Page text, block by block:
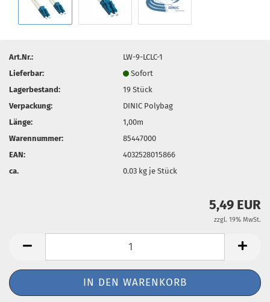
Art.Nr.:
LW-9-LCLC-1
Lieferbar:
Sofort
Lagerbestand:
19Stück
Verpackung:
DINIC Polybag
Länge:
1,00m
Warennummer:
85447000
EAN:
4032528015866
ca.
0.03 kg je Stück
5,49 EUR
zzgl. 19% MwSt.